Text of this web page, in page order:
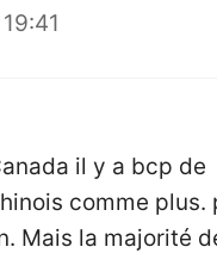
il y a bcp de
comme plus.
Mais la majorité